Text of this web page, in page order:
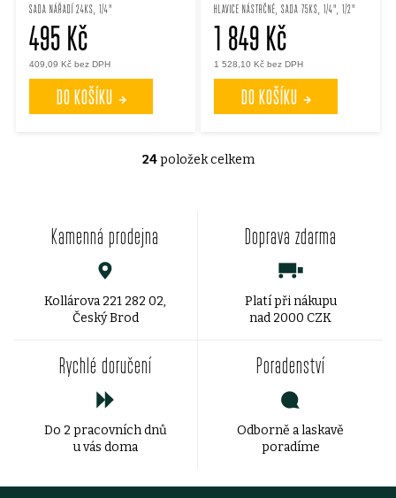
SADA NÁŘADÍ 24KS, 1/4"
409,09 Kč bez DPH
495 Kč
DO KOŠÍKU
HLAVICE NÁSTRČNÉ, SADA 75KS, 1/4", 1/2"
1 528,10 Kč bez DPH
1 849 Kč
DO KOŠÍKU
O
r
24položek celkem
Kamenná prodejna
Kollárova 221 282 02,
Český Brod
Doprava zdarma
Platí při nákupu
nad 2000 CZK
Rychlé doručení
Do 2 pracovních dnů
u vás doma
Poradenství
Odborně a laskavě
poradíme